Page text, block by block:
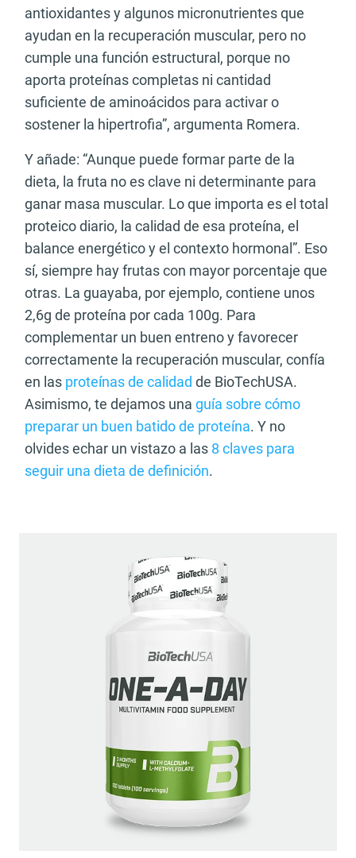
antioxidantes y algunos micronutrientes que
ayudan en la recuperación muscular, pero no
cumple una función estructural, porque no
aporta proteínas completas ni cantidad
suficiente de aminoácidos para activar o
sostener la hipertrofia”, argumenta Romera.
Y añade: “Aunque puede formar parte de la
dieta, la fruta no es clave ni determinante para
ganar masa muscular. Lo que importa es el total
proteico diario, la calidad de esa proteína, el
balance energético y el contexto hormonal”. Eso
sí, siempre hay frutas con mayor porcentaje que
otras. La guayaba, por ejemplo, contiene unos
2,6g de proteína por cada 100g. Para
complementar un buen entreno y favorecer
correctamente la recuperación muscular, confía
en las proteínas de calidad de BioTechUSA.
Asimismo, te dejamos una guía sobre cómo
preparar un buen batido de proteína. Y no
olvides echar un vistazo a las 8 claves para
seguir una dieta de definición.